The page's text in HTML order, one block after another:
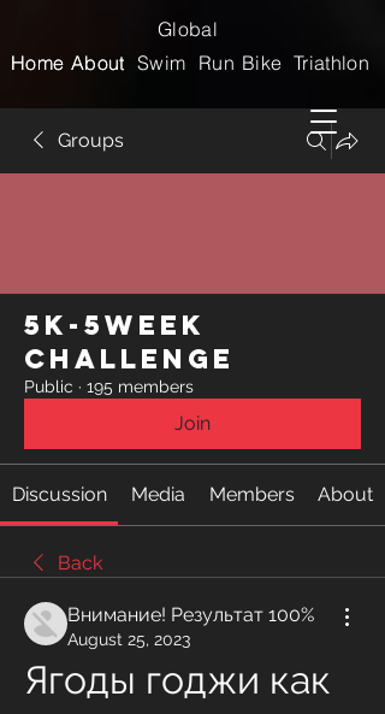
Home
Global
Home
Swim Run Bike Triathlon
About
About
Groups
5k-5week
Challenge
Public · 195 members
Join
Discussion Media Members About
Back
Внимание! Результат 100%
August 25, 2023
Ягоды годжи как